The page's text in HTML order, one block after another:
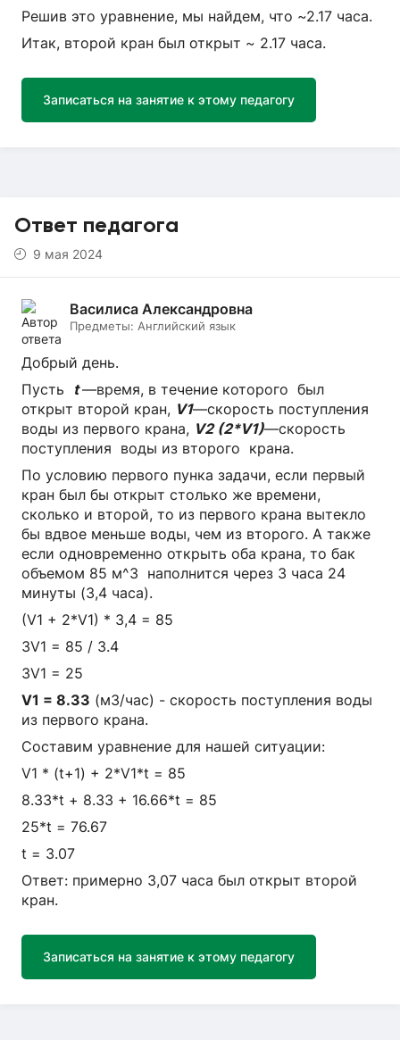
Решив это уравнение, мы найдем, что ~2.17 часа.
Итак, второй кран был открыт ~ 2.17 часа.
Записаться на занятие к этому педагогу
Ответ педагога
9 мая 2024
Василиса Александровна
Предметы: Английский язык
Добрый день.
Пусть t—время, в течение которого был
открыт второй кран, V1—скорость поступления
воды из первого крана, V2 (2*V1)—скорость
поступления воды из второго крана.
По условию первого пунка задачи, если первый
кран был бы открыт столько же времени,
сколько и второй, то из первого крана вытекло
бы вдвое меньше воды, чем из второго. А также
если одновременно открыть оба крана, то бак
объемом 85 м^3 наполнится через 3 часа 24
минуты (3,4 часа).
(V1 + 2*V1) * 3,4 = 85
3V1 = 85 / 3.4
3V1 = 25
V1 = 8.33 (м3/час) - скорость поступления воды
из первого крана.
Составим уравнение для нашей ситуации:
V1 * (t+1) + 2*V1*t = 85
8.33*t + 8.33 + 16.66*t = 85
25*t = 76.67
t = 3.07
Ответ: примерно 3,07 часа был открыт второй
кран.
Записаться на занятие к этому педагогу